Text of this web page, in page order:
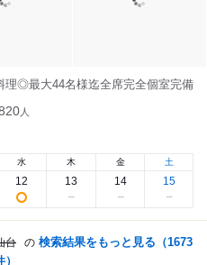
理◎最大44名様迄全席完全個室完備
人
水
12
木
13
金
14
土
15
台 の 検索結果をもっと見る（1673
）